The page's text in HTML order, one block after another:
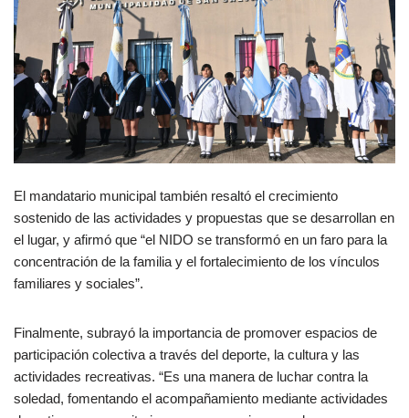
El mandatario municipal también resaltó el crecimiento
sostenido de las actividades y propuestas que se desarrollan en
el lugar, y afirmó que “el NIDO se transformó en un faro para la
concentración de la familia y el fortalecimiento de los vínculos
familiares y sociales”.
Finalmente, subrayó la importancia de promover espacios de
participación colectiva a través del deporte, la cultura y las
actividades recreativas. “Es una manera de luchar contra la
soledad, fomentando el acompañamiento mediante actividades